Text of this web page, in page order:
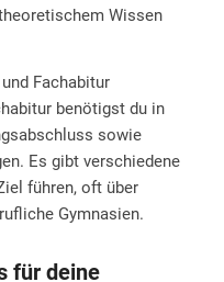
Wissen
Fachabitur
benötigst du in
sowie
Es gibt verschiedene
führen, oft über
Gymnasien.
für deine